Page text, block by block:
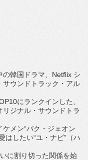
韓国ドラマ、 Netflix シ
サウンドトラック・アル
にランクインした、
ジナル・ サウンドトラ
ケメン“パク・ジェオン
はしたい“ユ・ナビ” （ハ
に割り切った関係を始